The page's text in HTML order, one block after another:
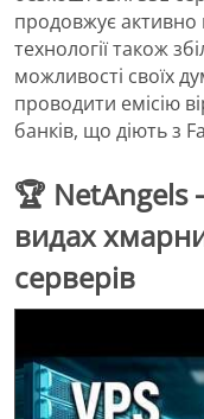
продовжує активно
технології також
можливості своїх
проводити емісію
банків, що діють з
🏆 NetAngels
видах
серверів